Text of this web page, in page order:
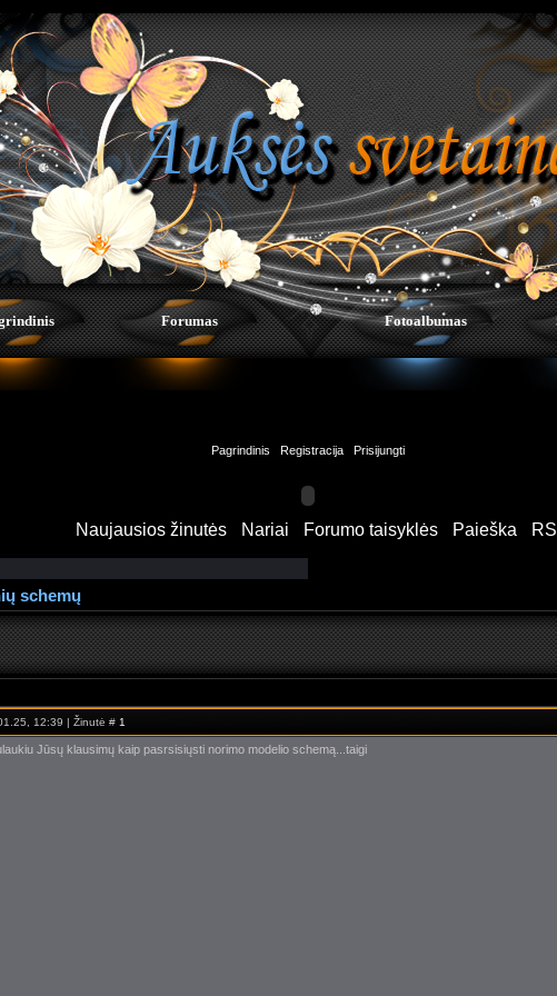
Forumas Fotoalbumas
Pagrindinis Registracija Prisijungti
Naujausios žinutės Nariai Forumo taisyklės Paieška
schemų
12:39 | Žinutė # 1
Jūsų klausimų kaip pasrsisiųsti norimo modelio schemą...taigi